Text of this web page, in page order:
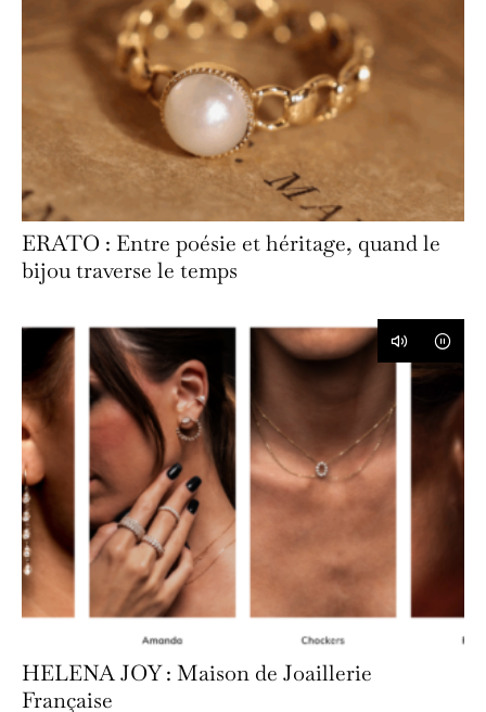
ERATO : Entre poésie et héritage, quand le
bijou traverse le temps
HELENA JOY : Maison de Joaillerie
Française